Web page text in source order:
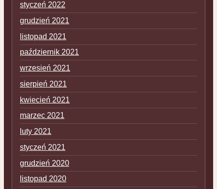
styczeń 2022
grudzień 2021
listopad 2021
październik 2021
wrzesień 2021
sierpień 2021
kwiecień 2021
marzec 2021
luty 2021
styczeń 2021
grudzień 2020
listopad 2020